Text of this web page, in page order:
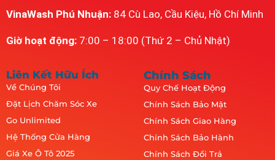
VinaWash Phú Nhuận: 84 Cù Lao, Cầu Kiệu, Hồ Chí Minh
Giờ hoạt động: 7:00 – 18:00 (Thứ 2 – Chủ Nhật)
Liên Kết Hữu Ích
Về Chúng Tôi
Đặt Lịch Chăm Sóc Xe
Go Unlimited
Hệ Thống Cửa Hàng
Giá Xe Ô Tô 2025
Chính Sách
Quy Chế Hoạt Động
Chính Sách Bảo Mật
Chính Sách Giao Hàng
Chính Sách Bảo Hành
Chính Sách Đổi Trả